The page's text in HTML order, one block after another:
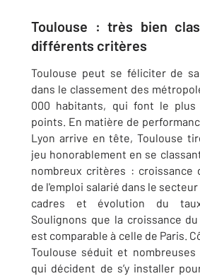
Toulouse : très bien
différents critères
Toulouse peut se féliciter de
dans le classement des
000 habitants, qui font le plus
points. En matière de
Lyon arrive en tête, Toulouse
jeu honorablement en se
nombreux critères : croissance
de l'emploi salarié dans le
cadres et évolution du
Soulignons que la croissance
est comparable à celle de Paris.
Toulouse séduit et
qui décident de s’y installer